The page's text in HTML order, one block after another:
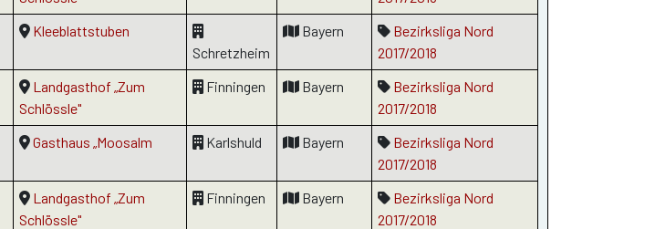
Kleeblattstuben
Schretzheim
Bayern
Bezirksliga Nord
2017/2018
Landgasthof „Zum
Schlössle"
Finningen Bayern
Bezirksliga Nord
2017/2018
Gasthaus „Moosalm Karlshuld Bayern
Bezirksliga Nord
2017/2018
Landgasthof „Zum
Schlössle"
Finningen Bayern
Bezirksliga Nord
2017/2018